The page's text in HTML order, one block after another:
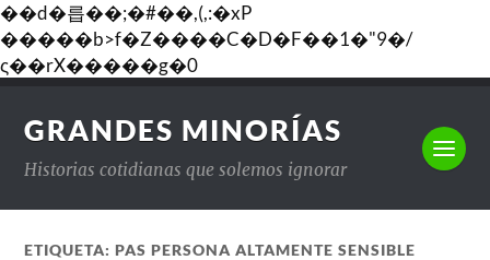
��d�릅��;�#��,(,:�xP
�����b>f�Z����C�D�F��1�"9�/
ς��rX�����g�0
GRANDES MINORÍAS
Historias cotidianas que solemos ignorar
ETIQUETA:PAS PERSONA ALTAMENTE SENSIBLE